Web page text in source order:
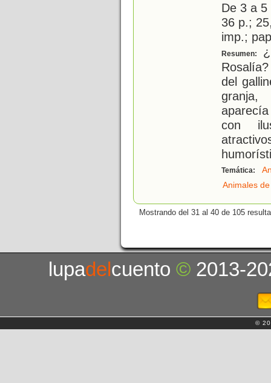
De 3 a
36 p.;
imp.;
Resumen:
del
granja,
con
Temática:
Animales
Mostrando del 31 al 40 de 105
lupadelcuento© 2013-
©